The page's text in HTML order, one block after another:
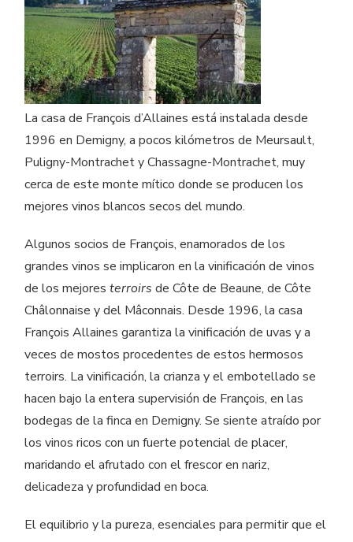
La casa de François d’Allaines está instalada desde
1996 en Demigny, a pocos kilómetros de Meursault,
Puligny-Montrachet y Chassagne-Montrachet, muy
cerca de este monte mítico donde se producen los
mejores vinos blancos secos del mundo.
Algunos socios de François, enamorados de los
grandes vinos se implicaron en la vinificación de vinos
de los mejores terroirs de Côte de Beaune, de Côte
Châlonnaise y del Mâconnais. Desde 1996, la casa
François Allaines garantiza la vinificación de uvas y a
veces de mostos procedentes de estos hermosos
terroirs. La vinificación, la crianza y el embotellado se
hacen bajo la entera supervisión de François, en las
bodegas de la finca en Demigny. Se siente atraído por
los vinos ricos con un fuerte potencial de placer,
maridando el afrutado con el frescor en nariz,
delicadeza y profundidad en boca.
El equilibrio y la pureza, esenciales para permitir que el